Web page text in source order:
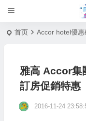
首页 Accor hotel優惠
雅高 Accor集
訂房促銷特惠
2016-11-24